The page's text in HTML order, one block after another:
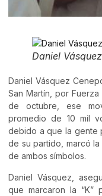
Daniel Vásquez
Daniel Vásquez
San Martín, por
de octubre, ese
promedio de 10 mil
debido a que la gente
de su partido, marcó la
de ambos símbolos.
Daniel Vásquez,
que marcaron la “K”